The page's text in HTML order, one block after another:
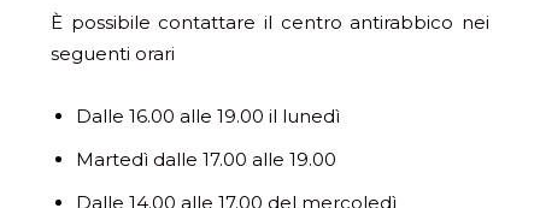
È possibile contattare il centro antirabbico nei
seguenti orari
Dalle 16.00 alle 19.00 il lunedì
Martedì dalle 17.00 alle 19.00
Dalle 14.00 alle 17.00 del mercoledì